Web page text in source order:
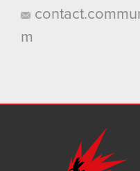
m